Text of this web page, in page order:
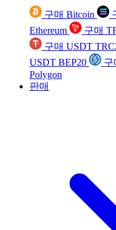
구매 Bitcoin
Ethereum
구매
구매 USDT
USDT BEP20
구
Polygon
판매